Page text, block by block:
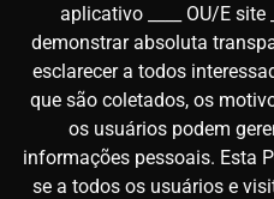
aplicativo ____ OU/E site
demonstrar absoluta
esclarecer a todos
que são coletados, os
os usuários podem
informações pessoais. Esta
se a todos os usuários e